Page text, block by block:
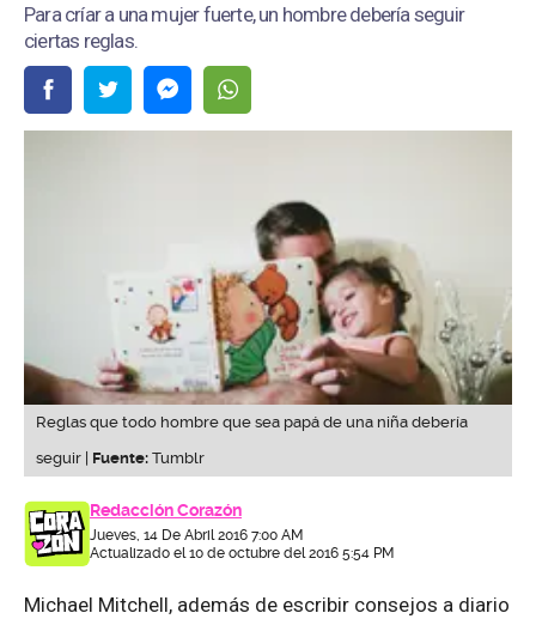
Para críar a una mujer fuerte, un hombre debería seguir
ciertas reglas.
Reglas que todo hombre que sea papá de una niña debería
seguir | Fuente: Tumblr
Redacción Corazón
Jueves, 14 De Abril 2016 7:00 AM
Actualizado el 10 de octubre del 2016 5:54 PM
Michael Mitchell, además de escribir consejos a diario